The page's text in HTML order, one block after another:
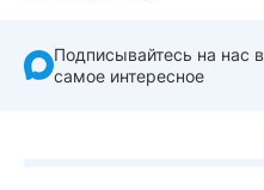
Подписывайтесь на нас в
самое интересное